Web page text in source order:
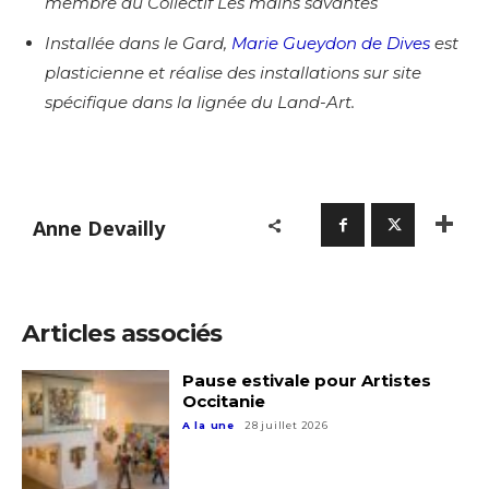
Adresse email*
Installée dans le Gard, Marie Gueydon de Dives est
plasticienne et réalise des installations sur site
spécifique dans la lignée du Land-Art.
Anne Devailly
Articles associés
Pause estivale pour Artistes
Occitanie
A la une 28 juillet 2026